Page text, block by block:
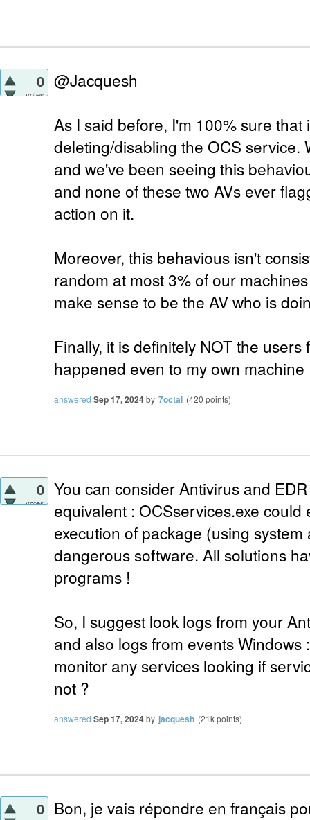
0
votes
@Jacquesh
As I said before, I'm 100% sure that
deleting/disabling the OCS service.
and we've been seeing this
and none of these two AVs ever
action on it.
Moreover, this behavious isn't
random at most 3% of our
make sense to be the AV who is
Finally, it is definitely NOT the
happened even to my own machine
answered Sep 17, 2024by 7octal (420 points)
0
votes
You can consider Antivirus and
equivalent : OCSservices.exe
execution of package (using
dangerous software. All solutions
programs !
So, I suggest look logs from your
and also logs from events Windows
monitor any services looking if
not ?
answered Sep 17, 2024by jacquesh (21kpoints)
0 Bon, je vais répondre en français